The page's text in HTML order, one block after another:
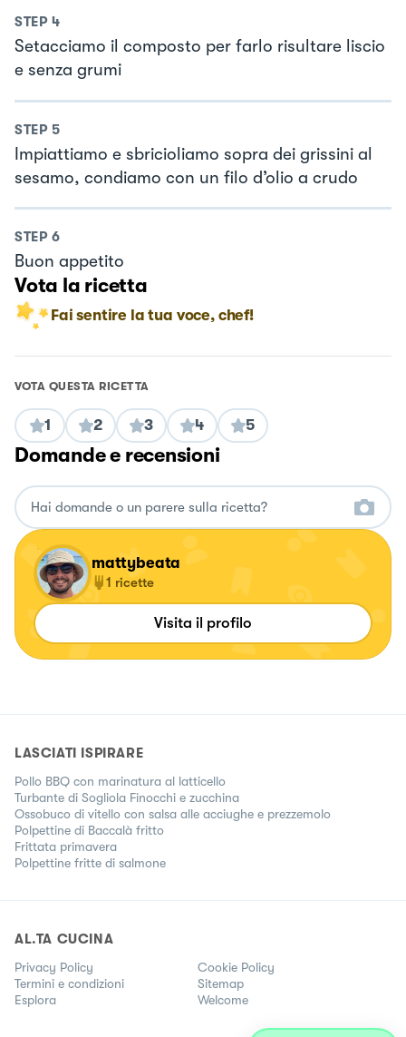
STEP 4
Setacciamo il composto per farlo risultare liscio
e senza grumi
STEP 5
Impiattiamo e sbricioliamo sopra dei grissini al
sesamo, condiamo con un filo d’olio a crudo
STEP 6
Buon appetito
Vota la ricetta
Fai sentire la tua voce, chef!
VOTA QUESTA RICETTA
1 2 3 4 5
Domande e recensioni
mattybeata
1 ricette
Visita il profilo
LASCIATI ISPIRARE
Pollo BBQ con marinatura al latticello
Turbante di Sogliola Finocchi e zucchina
Ossobuco di vitello con salsa alle acciughe e prezzemolo
Polpettine di Baccalà fritto
Frittata primavera
Polpettine fritte di salmone
AL.TA CUCINA
Privacy Policy
Cookie Policy
Termini e condizioni
Sitemap
Esplora
Welcome